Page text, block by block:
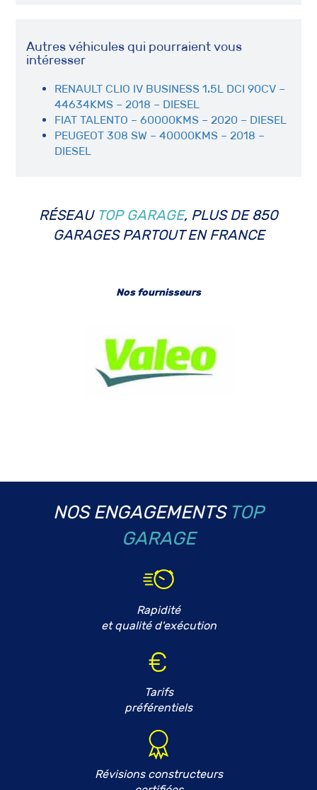
Autres véhicules qui pourraient vous
intéresser
RENAULT CLIO IV BUSINESS 1.5L DCI 90CV –
44634KMS – 2018 – DIESEL
FIAT TALENTO – 60000KMS – 2020 – DIESEL
PEUGEOT 308 SW – 40000KMS – 2018 –
DIESEL
RÉSEAU TOP GARAGE, PLUS DE 850
GARAGES PARTOUT EN FRANCE
Nos fournisseurs
NOS ENGAGEMENTS TOP
GARAGE
Rapidité
et qualité d'exécution
Tarifs
préférentiels
Révisions constructeurs